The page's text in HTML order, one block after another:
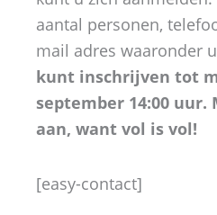
aantal personen,
mail adres waaronder
kunt inschrijven tot
september 14:00 uur.
aan, want vol is vol!
[easy-contact]